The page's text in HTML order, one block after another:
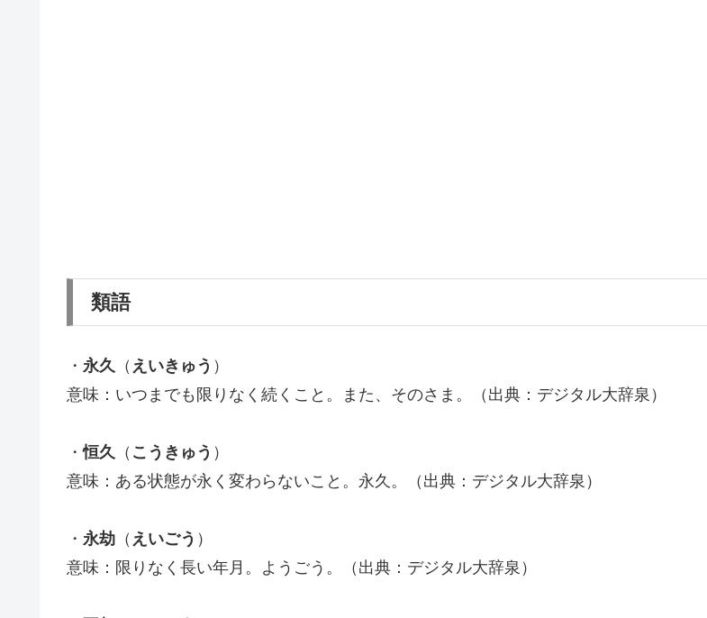
類語
・ 永久 （ えいきゅう ）
意味：いつまでも限りなく続くこと。また、そのさま。（出典：デジタル大辞泉）
・恒久 （ こうきゅう ）
意味：ある状態が永く変わらないこと。永久。（出典：デジタル大辞泉）
・ 永劫 （ えいごう ）
意味：限りなく長い年月。ようごう。（出典：デジタル大辞泉）